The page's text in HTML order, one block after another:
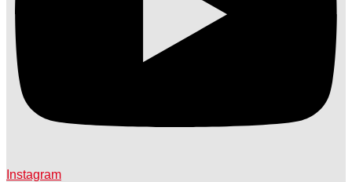
Instagram